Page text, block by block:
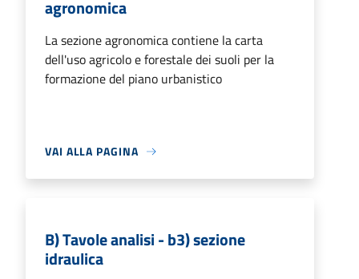
agronomica
La sezione agronomica contiene la carta
dell'uso agricolo e forestale dei suoli per la
formazione del piano urbanistico
VAI ALLA PAGINA
B) Tavole analisi - b3) sezione
idraulica